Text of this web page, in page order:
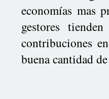
economías mas
gestores
contribuciones
buena cantidad